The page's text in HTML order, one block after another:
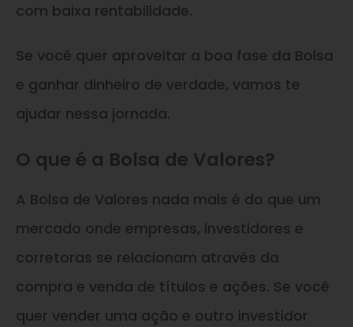
com baixa rentabilidade.
Se você quer aproveitar a boa fase da Bolsa
e ganhar dinheiro de verdade, vamos te
ajudar nessa jornada.
O que é a Bolsa de Valores?
A Bolsa de Valores nada mais é do que um
mercado onde empresas, investidores e
corretoras se relacionam através da
compra e venda de títulos e ações. Se você
quer vender uma ação e outro investidor